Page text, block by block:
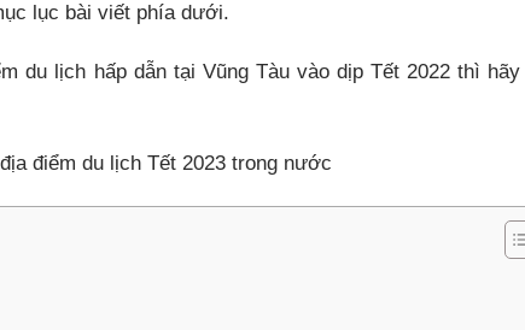
lục bài viết phía dưới.
du lịch hấp dẫn tại Vũng Tàu vào dịp Tết 2022 thì hãy
điểm du lịch Tết 2023 trong nước